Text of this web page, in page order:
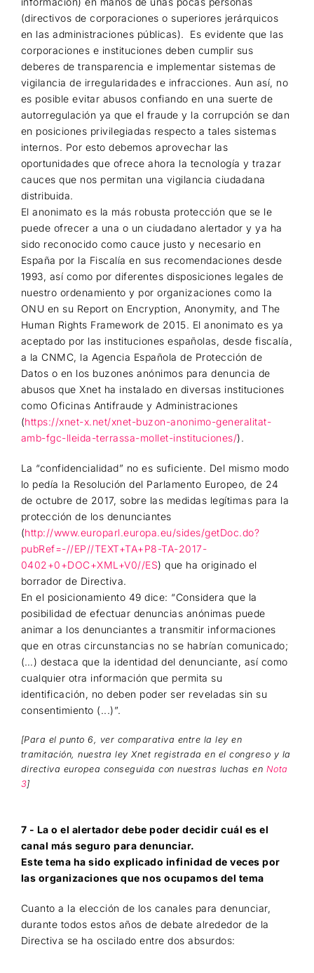
(directivos de corporaciones o superiores jerárquicos
en las administraciones públicas). Es evidente que las
corporaciones e instituciones deben cumplir sus
deberes de transparencia e implementar sistemas de
vigilancia de irregularidades e infracciones. Aun así, no
es posible evitar abusos confiando en una suerte de
autorregulación ya que el fraude y la corrupción se dan
en posiciones privilegiadas respecto a tales sistemas
internos. Por esto debemos aprovechar las
oportunidades que ofrece ahora la tecnología y trazar
cauces que nos permitan una vigilancia ciudadana
distribuida.
El anonimato es la más robusta protección que se le
puede ofrecer a una o un ciudadano alertador y ya ha
sido reconocido como cauce justo y necesario en
España por la Fiscalía en sus recomendaciones desde
1993, así como por diferentes disposiciones legales de
nuestro ordenamiento y por organizaciones como la
ONU en su Report on Encryption, Anonymity, and The
Human Rights Framework de 2015. El anonimato es ya
aceptado por las instituciones españolas, desde fiscalía,
a la CNMC, la Agencia Española de Protección de
Datos o en los buzones anónimos para denuncia de
abusos que Xnet ha instalado en diversas instituciones
como Oficinas Antifraude y Administraciones
(https://xnet-x.net/xnet-buzon-anonimo-generalitat-
amb-fgc-lleida-terrassa-mollet-instituciones/).
La “confidencialidad” no es suficiente. Del mismo modo
lo pedía la Resolución del Parlamento Europeo, de 24
de octubre de 2017, sobre las medidas legítimas para la
protección de los denunciantes
(http://www.europarl.europa.eu/sides/getDoc.do?
pubRef=-//EP//TEXT+TA+P8-TA-2017-
0402+0+DOC+XML+V0//ES) que ha originado el
borrador de Directiva.
En el posicionamiento 49 dice: “Considera que la
posibilidad de efectuar denuncias anónimas puede
animar a los denunciantes a transmitir informaciones
que en otras circunstancias no se habrían comunicado;
(…) destaca que la identidad del denunciante, así como
cualquier otra información que permita su
identificación, no deben poder ser reveladas sin su
consentimiento (...)”.
[Para el punto 6, ver comparativa entre la ley en
tramitación, nuestra ley Xnet registrada en el congreso y la
directiva europea conseguida con nuestras luchas en Nota
3]
7 - La o el alertador debe poder decidir cuál es el
canal más seguro para denunciar.
Este tema ha sido explicado infinidad de veces por
las organizaciones que nos ocupamos del tema
Cuanto a la elección de los canales para denunciar,
durante todos estos años de debate alrededor de la
Directiva se ha oscilado entre dos absurdos: